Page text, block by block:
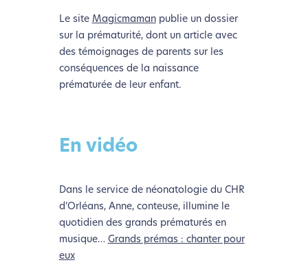
L’écoconception, ça vous
concerne aussi !
d’une démarche forte d’écoconception.
les besoins énergétiques nécessaires à votre
navigation, vous pouvez le parcourir dans son Mode
Eco. Celui-ci sollicitera très peu nos serveurs et vous
deviendrez ainsi un acteur majeur de
Le site Magicmamanpublie un dossier
sur la prématurité, dont un article avec
des témoignages de parents sur les
conséquences de la naissance
prématurée de leur enfant.
En vidéo
Dans le service de néonatologie du CHR
d’Orléans, Anne, conteuse, illumine le
quotidien des grands prématurés en
musique… Grands prémas : chanter pour
eux